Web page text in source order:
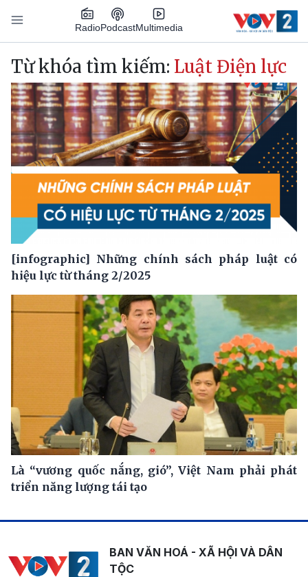
Nhảy đến nội dung
RadioPodcastMultimedia
Main navigation
Từ khóa tìm kiếm: Luật Điện lực
[infographic] Những chính sách pháp luật có
hiệu lực từ tháng 2/2025
Là “vương quốc nắng, gió”, Việt Nam phải phát
triển năng lượng tái tạo
BAN VĂN HOÁ - XÃ HỘI VÀ DÂN
TỘC